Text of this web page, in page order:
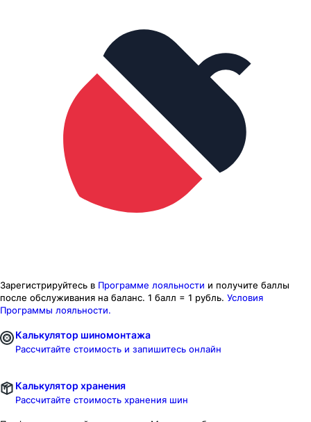
Зарегистрируйтесь в Программе лояльности и получите баллы
после обслуживания на баланс. 1 балл = 1 рубль. Условия
Программы лояльности.
Калькулятор шиномонтажа
Рассчитайте стоимость и запишитесь онлайн
Калькулятор хранения
Рассчитайте стоимость хранения шин